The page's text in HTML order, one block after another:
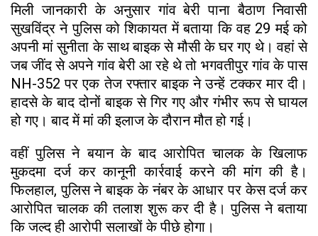
मिली जानकारी के अनुसार गांव बेरी पाना बैठाण निवासी
सुखविंद्र ने पुलिस को शिकायत में बताया कि वह 29 मई को
अपनी मां सुनीता के साथ बाइक से मौसी के घर गए थे। वहां से
जब जींद से अपने गांव बेरी आ रहे थे तो भगवतीपुर गांव के पास
NH-352 पर एक तेज रफ्तार बाइक ने उन्हें टक्कर मार दी।
हादसे के बाद दोनों बाइक से गिर गए और गंभीर रूप से घायल
हो गए। बाद में मां की इलाज के दौरान मौत हो गई।
वहीं पुलिस ने बयान के बाद आरोपित चालक के खिलाफ
मुकदमा दर्ज कर कानूनी कार्रवाई करने की मांग की है।
फिलहाल, पुलिस ने बाइक के नंबर के आधार पर केस दर्ज कर
आरोपित चालक की तलाश शुरू कर दी है। पुलिस ने बताया
कि जल्द ही आरोपी सलाखों के पीछे होगा।